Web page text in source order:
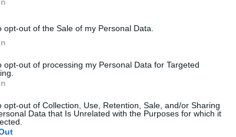
opt-out of the Sale of my Personal Data.
opt-out of processing my Personal Data for Targeted
opt-out of Collection, Use, Retention, Sale, and/or Sharing
Data that Is Unrelated with the Purposes for which it
de elég erősek ahhoz, hogy